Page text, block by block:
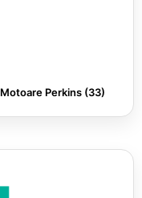
Motoare Perkins (33)